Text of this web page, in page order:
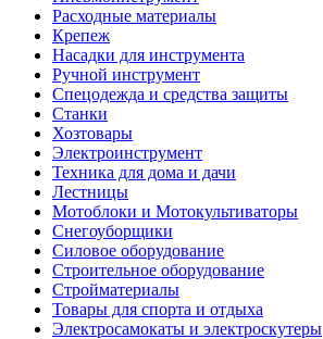
Расходные материалы
Крепеж
Насадки для инструмента
Ручной инструмент
Спецодежда и средства защиты
Станки
Хозтовары
Электроинструмент
Техника для дома и дачи
Лестницы
Мотоблоки и Мотокультиваторы
Снегоуборщики
Силовое оборудование
Строительное оборудование
Стройматериалы
Товары для спорта и отдыха
Электросамокаты и электроскутеры